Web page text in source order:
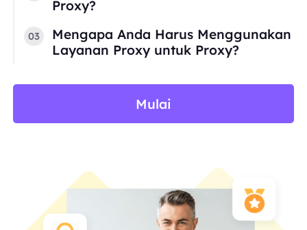
Proxy?
03
Mengapa Anda Harus Menggunakan
Layanan Proxy untuk Proxy?
Mulai